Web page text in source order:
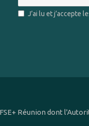
J’ai lu et j’accepte
Réunion dont